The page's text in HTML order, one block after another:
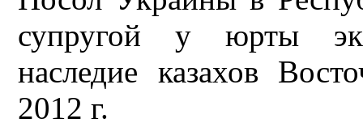
супругой у юрты
наследие казахов
2012 г.